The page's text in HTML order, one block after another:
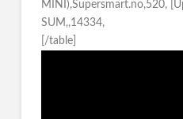
MINI),Supersmart.no,520,
SUM,,14334,
[/table]